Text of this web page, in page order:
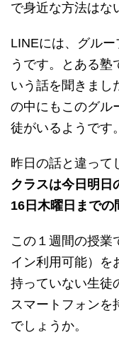
で身近な方法はな
LINEには、グル
うです。とある塾
いう話を聞きまし
の中にもこのグル
徒がいるようです。
昨日の話と違って
クラスは今日明日
16日木曜日まで
この１週間の授業
イン利用可能）を
持っていない生徒
スマートフォンを
でしょうか。